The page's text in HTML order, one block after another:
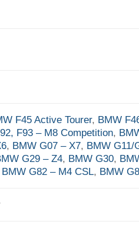
F45 Active Tourer, BMW
F93 – M8 Competition,
, BMW G07 – X7, BMW G11/
G29 – Z4, BMW G30,
BMW G82 – M4 CSL, BMW